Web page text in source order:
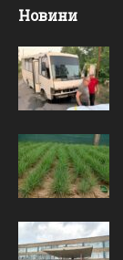
Новини